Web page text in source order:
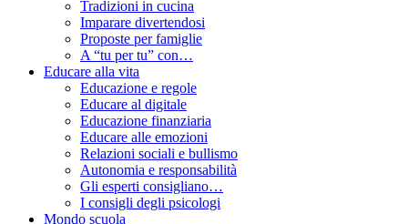
Tradizioni in cucina
Imparare divertendosi
Proposte per famiglie
A “tu per tu” con…
Educare alla vita
Educazione e regole
Educare al digitale
Educazione finanziaria
Educare alle emozioni
Relazioni sociali e bullismo
Autonomia e responsabilità
Gli esperti consigliano…
I consigli degli psicologi
Mondo scuola